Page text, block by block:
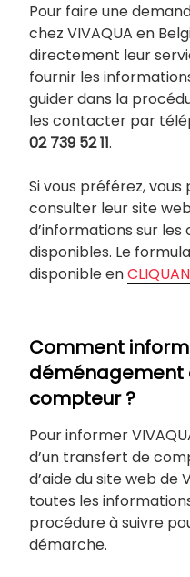
Pour faire une
chez VIVAQUA en
directement leur
fournir les
guider dans la
les contacter par
02 739 52 11.
Si vous préférez,
consulter leur site
d’informations sur
disponibles. Le
disponible en
Comment
déménagement
compteur ?
Pour informer
d’un transfert de
d’aide du site web de
toutes les
procédure à suivre
démarche.